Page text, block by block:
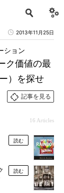
2013年11月25日
ク価値の最
）を探せ
ション
記事を見る
16 Articles
読む
読む